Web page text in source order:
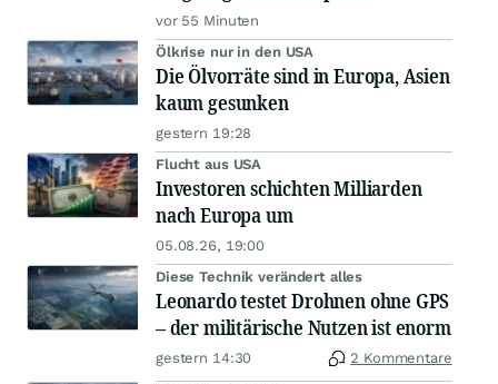
vor 55 Minuten
Ölkrise nur in den USA
Die Ölvorräte sind in Europa, Asien
kaum gesunken
gestern 19:28
Flucht aus USA
Investoren schichten Milliarden
nach Europa um
05.08.26, 19:00
Diese Technik verändert alles
Leonardo testet Drohnen ohne GPS
– der militärische Nutzen ist enorm
gestern 14:30 2 Kommentare